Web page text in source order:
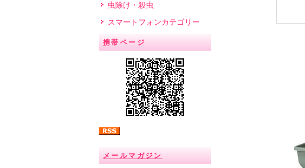
虫除け・殺虫
スマートフォンカテゴリー
携帯ページ
メールマガジン